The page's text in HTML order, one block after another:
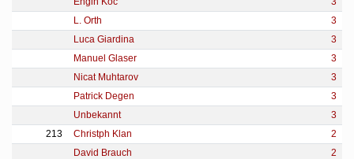
L. Orth
3
Luca Giardina
3
Manuel Glaser
3
Nicat Muhtarov
3
Patrick Degen
3
Unbekannt
3
213
Christph Klan
2
David Brauch
2